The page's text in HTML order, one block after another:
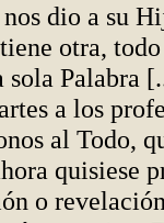
dio a su
otra,
sola Palabra
a los
al Todo,
quisiese
o